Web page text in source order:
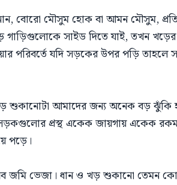
বোরো মৌসুম হোক বা আমন মৌসুম,
সাইড দিতে যাই, তখন
পরিবর্তে যদি সড়কের উপর পড়ি তাহলে
শুকানোটা আমাদের জন্য অনেক বড় ঝুঁকি
প্রস্থ একেক জায়গায় একেক
পড়ে।
জমি ভেজা। ধান ও খড় শুকানো তেমন